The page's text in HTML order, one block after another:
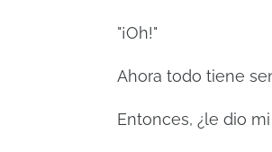
"¡Oh!"
Ahora todo tiene
Entonces, ¿le dio